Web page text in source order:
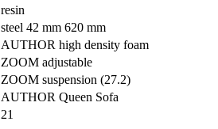
resin
steel 42 mm 620 mm
AUTHOR high density foam
ZOOM adjustable
ZOOM suspension (27.2)
AUTHOR Queen Sofa
21